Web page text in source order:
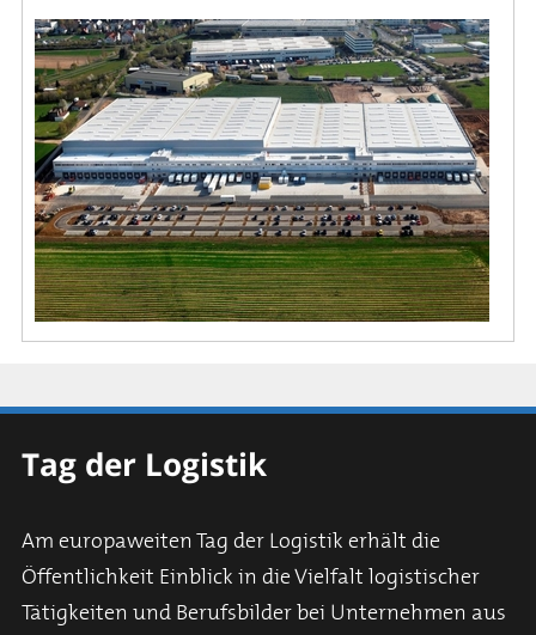
Tag der Logistik
Am europaweiten Tag der Logistik erhält die
Öffentlichkeit Einblick in die Vielfalt logistischer
Tätigkeiten und Berufsbilder bei Unternehmen aus